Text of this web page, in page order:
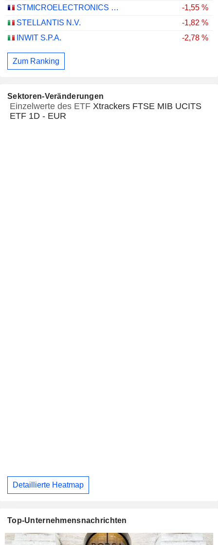
STMICROELECTRONICS N.V.
-1,55 %
STELLANTIS N.V.
-1,82 %
INWIT S.P.A.
-2,78 %
Zum Ranking
Sektoren-Veränderungen
Einzelwerte des ETF Xtrackers FTSE MIB UCITS
ETF 1D - EUR
Detaillierte Heatmap
Top-Unternehmensnachrichten